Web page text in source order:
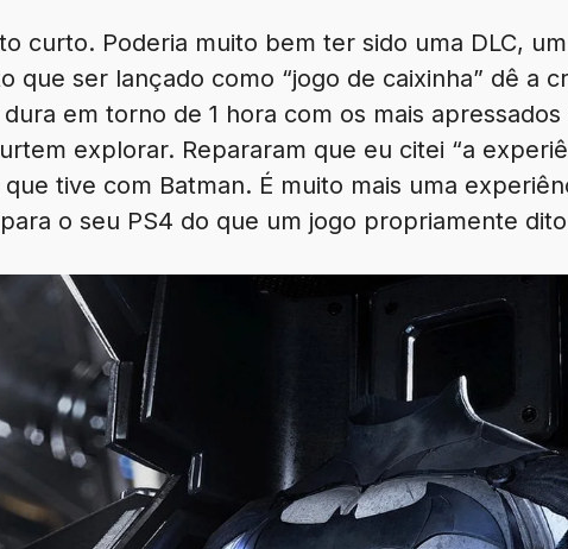
curto. Poderia muito bem ter sido uma DLC,
que ser lançado como “jogo de caixinha” dê a
em torno de 1 hora com os mais
explorar. Repararam que eu citei “a
que tive com Batman. É muito mais uma
o seu PS4 do que um jogo propriamente